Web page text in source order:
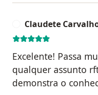
Claudete
Excelente! Passa
qualquer assunto
demonstra o